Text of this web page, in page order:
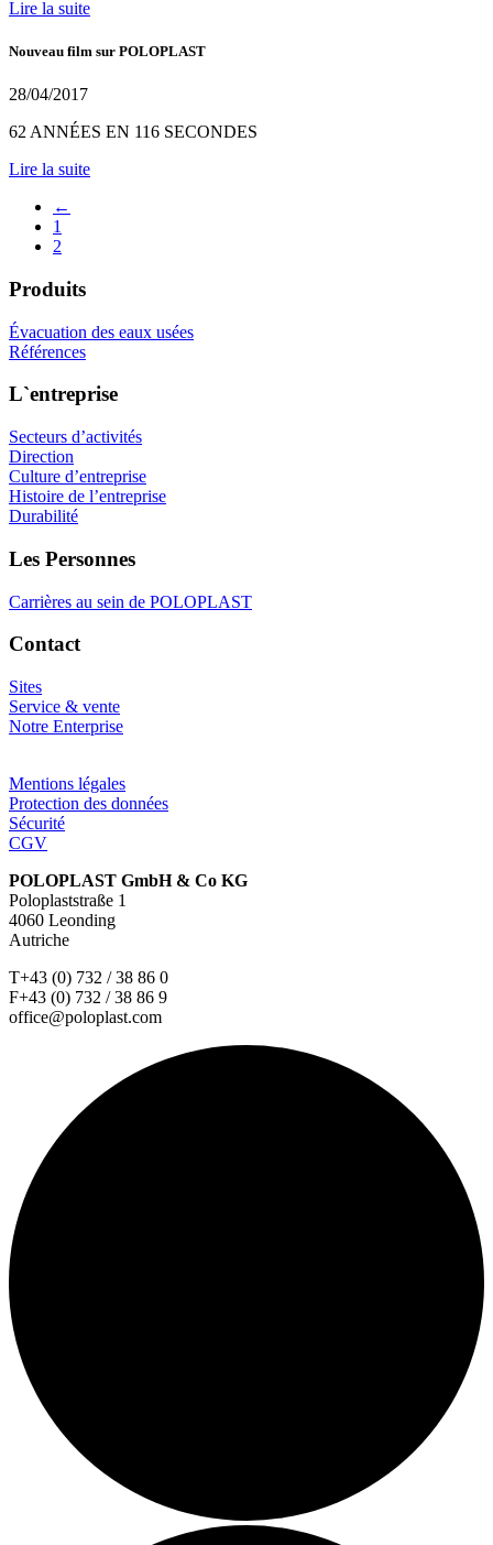
Lire la suite
Nouveau film sur POLOPLAST
28/04/2017
62 ANNÉES EN 116 SECONDES
Lire la suite
←
1
2
Produits
Évacuation des eaux usées
Références
L`entreprise
Secteurs d’activités
Direction
Culture d’entreprise
Histoire de l’entreprise
Durabilité
Les Personnes
Carrières au sein de POLOPLAST
Contact
Sites
Service & vente
Notre Enterprise
Mentions légales
Protection des données
Sécurité
CGV
POLOPLAST GmbH & Co KG
Poloplaststraße 1
4060 Leonding
Autriche
T+43 (0) 732 / 38 86 0
F+43 (0) 732 / 38 86 9
office@poloplast.com